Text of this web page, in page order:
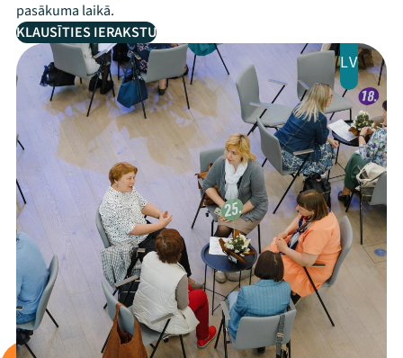
pasākuma laikā.
KLAUSĪTIES IERAKSTU
LV